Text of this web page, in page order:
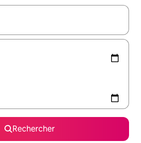
s'affichent, utilisez les flèches vers le
Rechercher